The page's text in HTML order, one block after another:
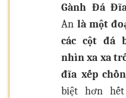
Gành Đá
An là một
các cột đá
nhìn xa xa
đĩa xếp
biệt hơn